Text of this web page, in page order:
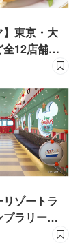
】東京・大
12店舗で
ラボフェア
リゾートラ
ラリーが
リスマス